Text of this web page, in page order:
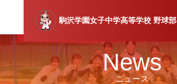
駒沢学園女子中学高等学校 野球部
ニュース
News